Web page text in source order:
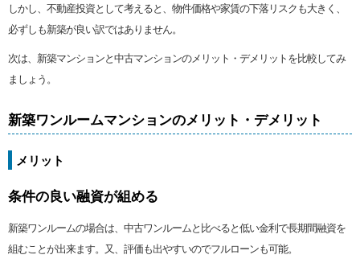
しかし、不動産投資として考えると、物件価格や家賃の下落リスクも大きく、
必ずしも新築が良い訳ではありません。
次は、新築マンションと中古マンションのメリット・デメリットを比較してみ
ましょう。
新築ワンルームマンションのメリット・デメリット
メリット
条件の良い融資が組める
新築ワンルームの場合は、中古ワンルームと比べると低い金利で長期間融資を
組むことが出来ます。又、評価も出やすいのでフルローンも可能。